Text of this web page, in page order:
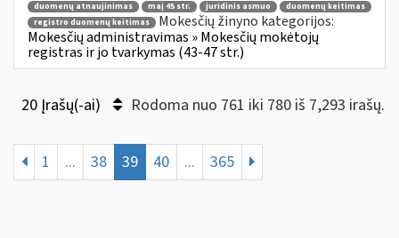
duomenų atnaujinimas
maį 45 str. juridinis asmuo
duomenų keitimas
registro duomenų keitimas
Mokesčių žinyno kategorijos:
Mokesčių administravimas » Mokesčių mokėtojų
registras ir jo tvarkymas (43-47 str.)
20 Įrašų(-ai) Rodoma nuo 761 iki 780 iš 7,293 irašų.
1 ... 38 39 40 ... 365